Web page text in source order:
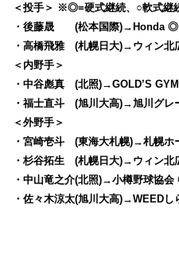
＜投手＞ ※◎=硬式継続、○軟式継
・後藤晟 (松本国際)→Honda ◎
・高橋飛雅 (札幌日大)→ウィン
＜内野手＞
・中谷彪真 (北照)→GOLD’S
・福士直斗 (旭川大高)→旭川グレ
＜外野手＞
・宮崎壱斗 (東海大札幌)→札幌ホ
・杉谷拓生 (札幌日大)→ウィン
・中山竜之介(北照)→小樽野球協
・佐々木涼太(旭川大高)→WEED